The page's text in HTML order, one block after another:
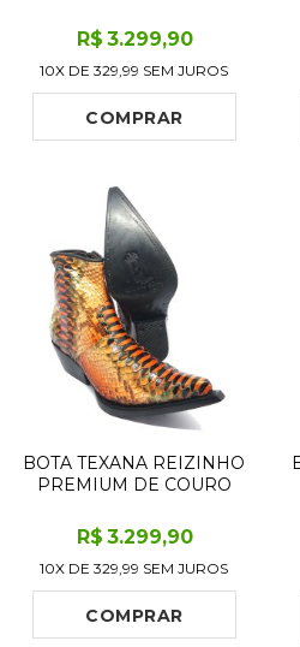
PYTHON BROWN
CRAFTS LIMITED
EDITION - CANO ALTO,
BICO QUADRADO -
SOLADO DE COURO
ARTESANAL
R$ 3.299,90
10X DE329,99 SEM JUROS
COMPRAR
BOTA TEXANA REIZINHO
PREMIUM DE COURO
PYTHON CASSIS LIMITED
EDITION - CANO CURTO,
BICO FINO - SOLADO DE
COURO ARTESANAL
R$ 3.299,90
10X DE329,99 SEM JUROS
COMPRAR